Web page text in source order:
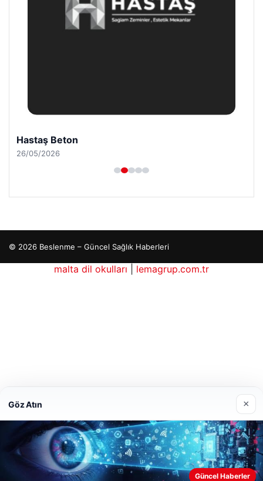
Hastaş Beton
26/05/2026
© 2026 Beslenme – Güncel Sağlık Haberleri
Göz Atın ×
Güncel Haberler
malta dil okulları
lemagrup.com.tr